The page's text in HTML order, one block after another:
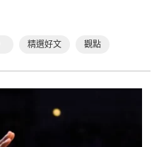
精選好文 觀點